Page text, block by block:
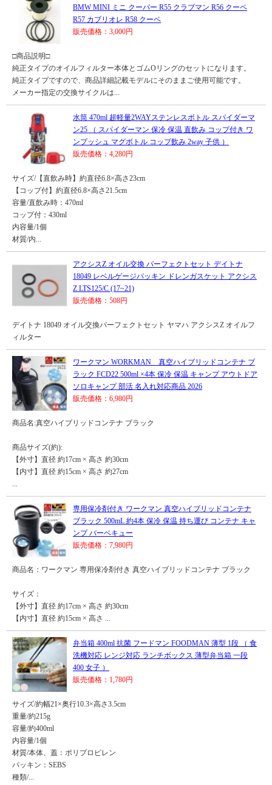
BMW MINI ミニ クーパー R55 クラブマン R56 クーペ
R57 カブリオレ R58 クーペ
販売価格：3,000円
□商品説明□
純正タイプのオイルフィルター本体とゴムOリングのセットになります。
純正タイプですので、商品詳細記載モデルにそのままご使用可能です。
メーカー指定の交換サイクルは...
水筒 470ml 超軽量2WAYステンレスボトル スパイダーマ
ン25 （ スパイダーマン 保冷 保温 直飲み コップ付き ワ
ンプッシュ マグボトル コップ飲み 2way 子供 ）
販売価格：4,280円
サイズ/【直飲み時】約直径6.8×高さ23cm
【コップ付】約直径6.8×高さ21.5cm
容量/直飲み時：470ml
コップ付：430ml
内容量/1個
材質/内...
アクシスZ オイル交換 パーフェクトセット デイトナ
18049 レベルゲージパッキン ドレンガスケット アクシス
Z LTS125/C (17~21)
販売価格：508円
デイトナ 18049 オイル交換パーフェクトセット ヤマハ アクシスZ オイルフ
ィルター
ワークマン WORKMAN 真空ハイブリッドコンテナ ブ
ラック FCD22 500ml ×4本 保冷 保温 キャンプ アウトドア
ソロキャンプ 部活 名入れ対応商品 2026
販売価格：6,980円
商品名:真空ハイブリッドコンテナ ブラック
商品サイズ(約):
【外寸】直径 約17cm × 高さ 約30cm
【内寸】直径 約15cm × 高さ 約27cm
...
専用保冷剤付き ワークマン 真空ハイブリッドコンテナ
ブラック 500mL 約4本 保冷 保温 持ち運び コンテナ キャ
ンプ バーベキュー
販売価格：7,980円
商品名：ワークマン 専用保冷剤付き 真空ハイブリッドコンテナ ブラック
サイズ：
【外寸】直径 約17cm × 高さ 約30cm
【内寸】直径 約15cm × 高さ ...
弁当箱 400ml 抗菌 フードマン FOODMAN 薄型 1段 （ 食
洗機対応 レンジ対応 ランチボックス 薄型弁当箱 一段
400 女子 ）
販売価格：1,780円
サイズ/約幅21×奥行10.3×高さ3.5cm
重量/約215g
容量/約400ml
内容量/1個
材質/本体、蓋：ポリプロピレン
パッキン：SEBS
種類/...